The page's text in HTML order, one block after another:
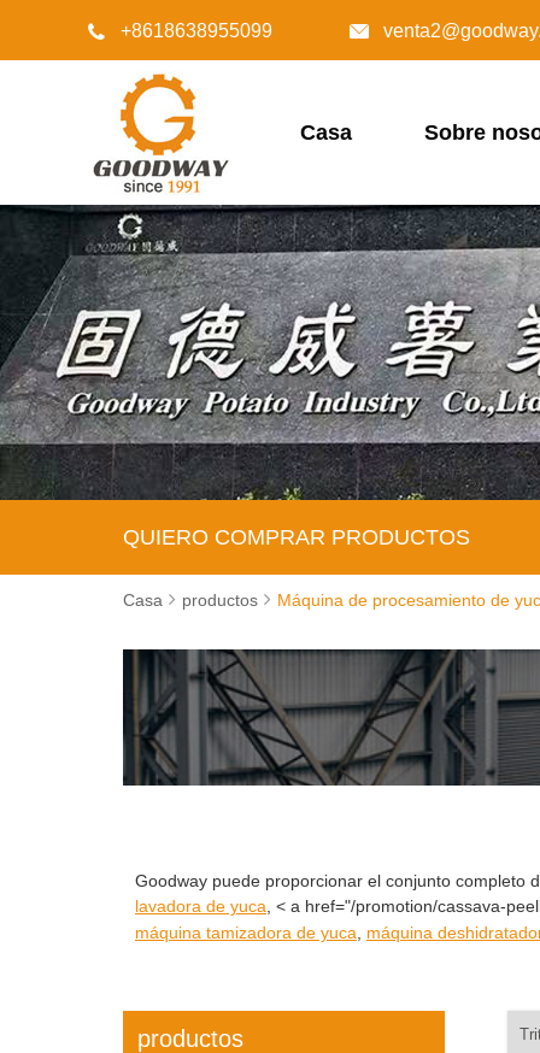
 +8618638955099 
Casa Sobre
QUIERO COMPRAR PRODUCTOS
Casa productos Máquina de procesamiento de
Goodway puede proporcionar el conjunto completo
lavadora de yuca , < a href="/promotion/cassava-
máquina tamizadora de yuca
máquina
productos